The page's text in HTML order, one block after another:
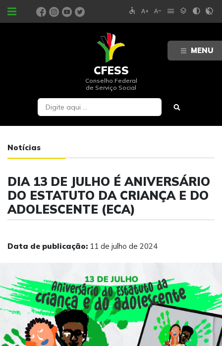
MENU
PORTAIS accessible text_increase text_decrease menu layers contrast contrast_rtl_off
CFESS
Conselho Federal
de Serviço Social
Notícias
DIA 13 DE JULHO É ANIVERSÁRIO
DO ESTATUTO DA CRIANÇA E DO
ADOLESCENTE (ECA)
Data de publicação: 11 de julho de 2024